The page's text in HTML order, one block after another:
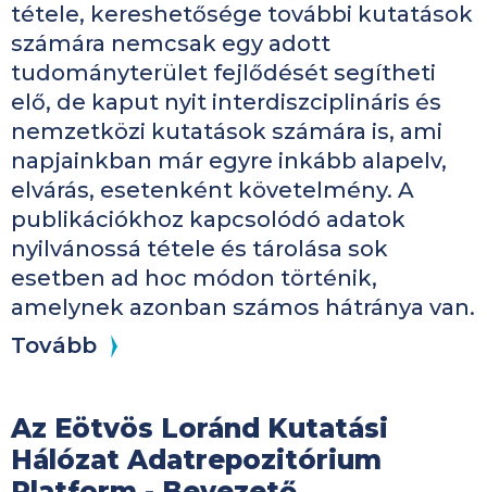
tétele, kereshetősége további kutatások
számára nemcsak egy adott
tudományterület fejlődését segítheti
elő, de kaput nyit interdiszciplináris és
nemzetközi kutatások számára is, ami
napjainkban már egyre inkább alapelv,
elvárás, esetenként követelmény. A
publikációkhoz kapcsolódó adatok
nyilvánossá tétele és tárolása sok
esetben ad hoc módon történik,
amelynek azonban számos hátránya van.
Tovább
Az Eötvös Loránd Kutatási
Hálózat Adatrepozitórium